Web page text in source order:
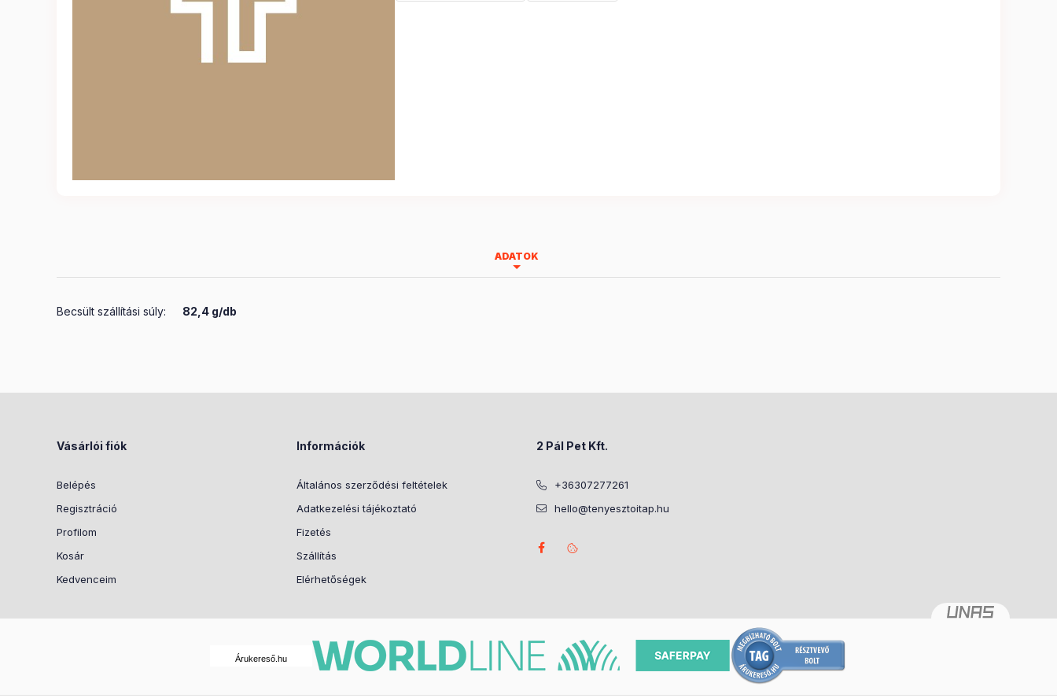
ADATOK
Becsült szállítási súly: 82,4 g/db
Vásárlói fiók
Belépés
Regisztráció
Profilom
Kosár
Kedvenceim
Információk
Általános szerződési feltételek
Adatkezelési tájékoztató
Fizetés
Szállítás
Elérhetőségek
2 Pál Pet Kft.
+36307277261
hello@tenyesztoitap.hu
Árukereső.hu